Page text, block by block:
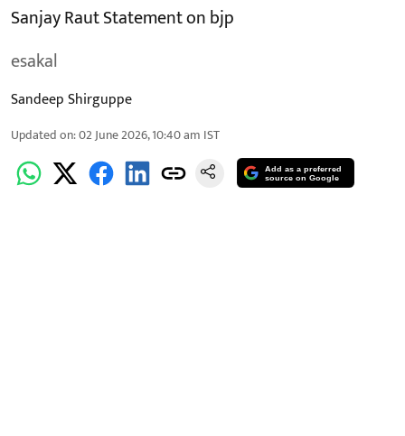
Sanjay Raut Statement on bjp
esakal
Sandeep Shirguppe
Updated on:02 June 2026, 10:40 am IST
Add as a preferred
source on Google